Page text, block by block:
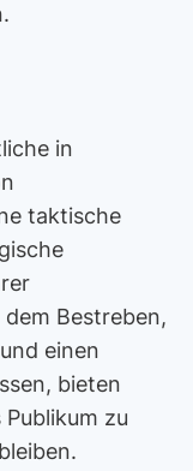
in
taktische
Bestreben,
einen
bieten
zu